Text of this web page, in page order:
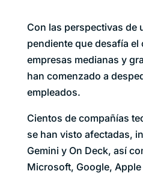
Con las perspectivas de
pendiente que desafía
empresas medianas y
han comenzado a
empleados.
Cientos de compañías
se han visto afectadas,
Gemini y On Deck, así
Microsoft, Google,